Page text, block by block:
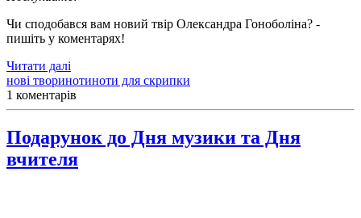
Чи сподобався вам новий твір Олександра Гоноболіна? -
пишіть у коментарях!
Читати далі
нові творинотиноти для скрипки
1 коментарів
Подарунок до Дня музики та Дня
вчителя